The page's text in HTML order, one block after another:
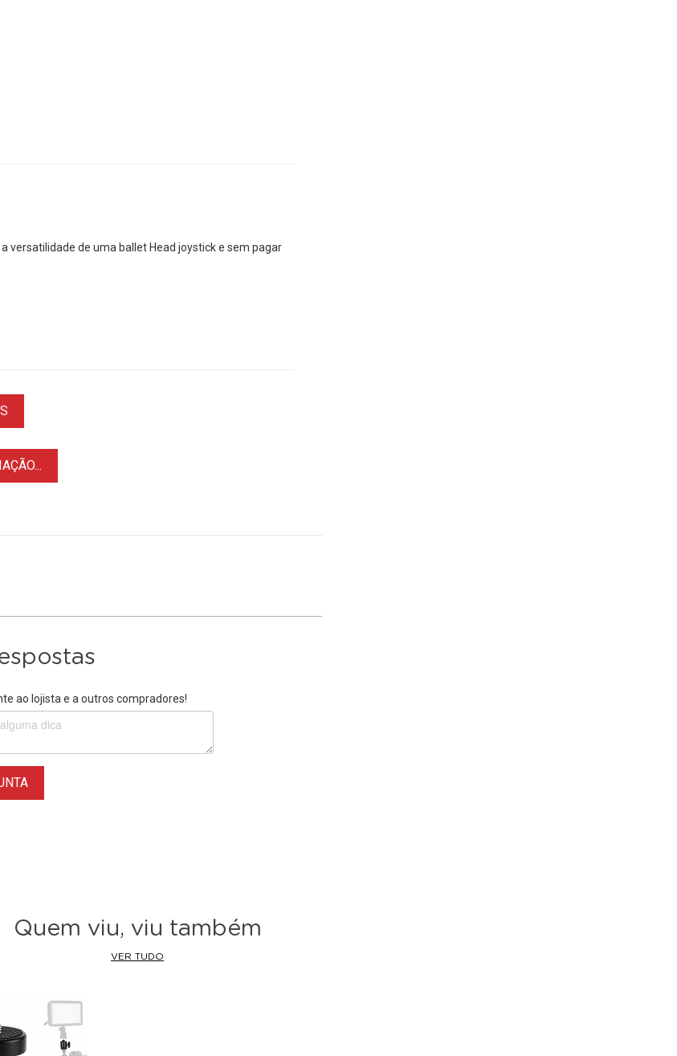
versatilidade de uma ballet Head joystick e sem pagar
ao lojista e a outros compradores!
Quem viu, viu também
VER TUDO